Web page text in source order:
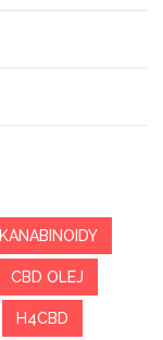
KANABINOIDY
CBD OLEJ
H4CBD